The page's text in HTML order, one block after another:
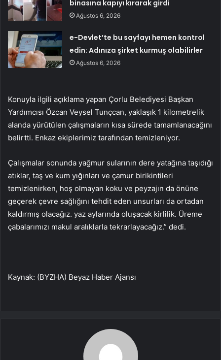
binasına kapıyı kırarak girdi
Ağustos 6, 2026
e-Devlet’te bu sayfayı hemen kontrol
edin: Adınıza şirket kurmuş olabilirler
Ağustos 6, 2026
Konuyla ilgili açıklama yapan Çorlu Belediyesi Başkan
Yardımcısı Özcan Veysel Tunçcan, yaklaşık 1 kilometrelik
alanda yürütülen çalışmaların kısa sürede tamamlanacağını
belirtti. Enkaz ekiplerimiz tarafından temizleniyor.
Çalışmalar sonunda yağmur sularının dere yatağına taşıdığı
atıklar, taş ve kum yığınları ve çamur birikintileri
temizlenirken, hoş olmayan koku ve peyzajın da önüne
geçerek çevre sağlığını tehdit eden unsurları da ortadan
kaldırmış olacağız. yaz aylarında oluşacak kirlilik. Üreme
çabalarımızı makul aralıklarla tekrarlayacağız.” dedi.
Kaynak: (BYZHA) Beyaz Haber Ajansı